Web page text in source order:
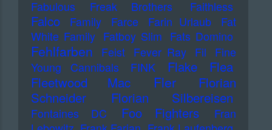
Fabulous Freak Brothers
Faithless
Falco Family Farce Farin Urlaub
Fat
White Family Fatboy Slim Fats Domino
Fehlfarben Feist Fever Ray Fil
Fine
Young Cannibals
FINK Flake
Flea
Fleetwood Mac
Fler
Florian
Schneider
Florian Silbereisen
Fontaines DC Foo Fighters
Fran